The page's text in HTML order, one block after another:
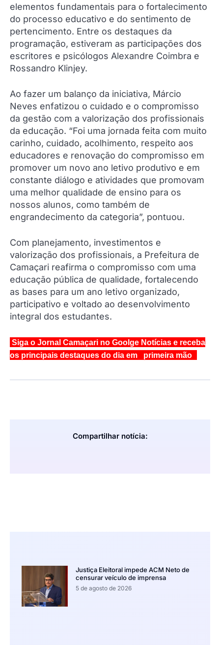
elementos fundamentais para o fortalecimento
do processo educativo e do sentimento de
pertencimento. Entre os destaques da
programação, estiveram as participações dos
escritores e psicólogos Alexandre Coimbra e
Rossandro Klinjey.
Ao fazer um balanço da iniciativa, Márcio
Neves enfatizou o cuidado e o compromisso
da gestão com a valorização dos profissionais
da educação. “Foi uma jornada feita com muito
carinho, cuidado, acolhimento, respeito aos
educadores e renovação do compromisso em
promover um novo ano letivo produtivo e em
constante diálogo e atividades que promovam
uma melhor qualidade de ensino para os
nossos alunos, como também de
engrandecimento da categoria”, pontuou.
Com planejamento, investimentos e
valorização dos profissionais, a Prefeitura de
Camaçari reafirma o compromisso com uma
educação pública de qualidade, fortalecendo
as bases para um ano letivo organizado,
participativo e voltado ao desenvolvimento
integral dos estudantes.
Siga o Jornal Camaçari no Goolge Notícias e receba
os principais destaques do dia em primeira mão
Compartilhar notícia:
Justiça Eleitoral impede ACM Neto de
censurar veículo de imprensa
5 de agosto de 2026